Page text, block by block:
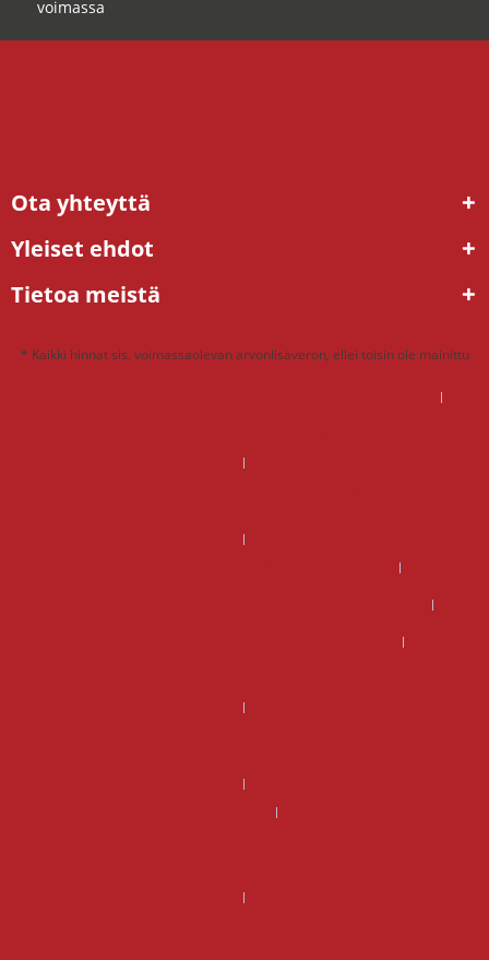
voimassa
Ota yhteyttä
Yleiset ehdot
Tietoa meistä
* Kaikki hinnat sis. voimassaolevan arvonlisäveron, ellei toisin ole mainittu